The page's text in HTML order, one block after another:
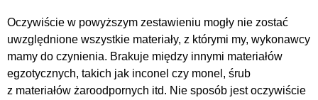
Oczywiście w powyższym zestawieniu mogły nie zostać
uwzględnione wszystkie materiały, z którymi my, wykonawcy
mamy do czynienia. Brakuje między innymi materiałów
egzotycznych, takich jak inconel czy monel, śrub
z materiałów żaroodpornych itd. Nie sposób jest oczywiście